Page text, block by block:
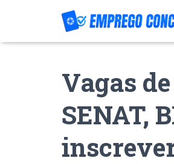
Vagas
SENAT,